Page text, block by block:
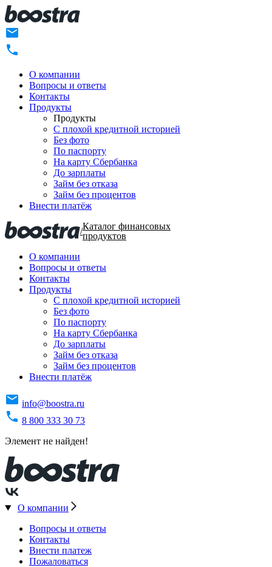
О компании
Вопросы и ответы
Контакты
Продукты
Продукты
C плохой кредитной историей
Без фото
По паспорту
На карту Сбербанка
До зарплаты
Займ без отказа
Займ без процентов
Внести платёж
/Каталог финансовых
продуктов
О компании
Вопросы и ответы
Контакты
Продукты
C плохой кредитной историей
Без фото
По паспорту
На карту Сбербанка
До зарплаты
Займ без отказа
Займ без процентов
Внести платёж
info@boostra.ru
8 800 333 30 73
Элемент не найден!
О компании
Вопросы и ответы
Контакты
Внести платеж
Пожаловаться